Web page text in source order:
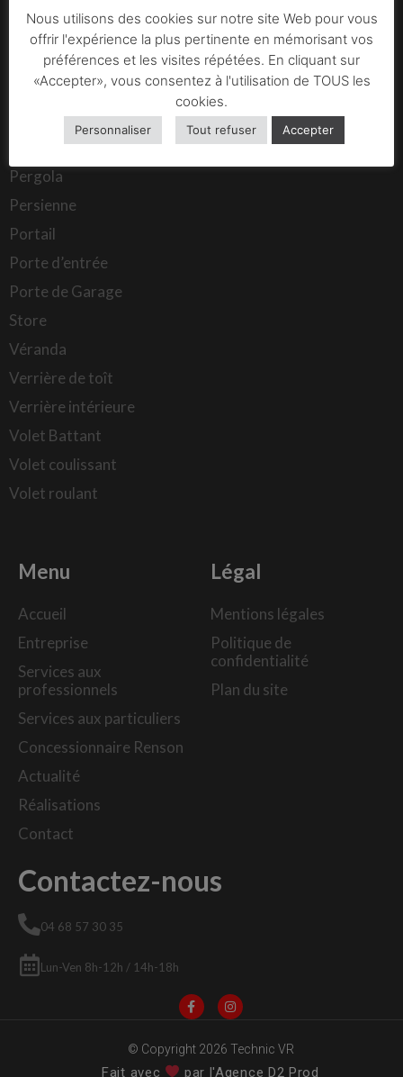
Cuisine Extérieure
Fenêtre
Garde corps
Grille de défense
Moustiquaire
Pergola
Persienne
Portail
Porte d’entrée
Porte de Garage
Store
Véranda
Verrière de toît
Verrière intérieure
Volet Battant
Volet coulissant
Volet roulant
Menu
Accueil
Entreprise
Services aux
professionnels
Services aux particuliers
Concessionnaire Renson
Actualité
Réalisations
Contact
Légal
Mentions légales
Politique de
confidentialité
Plan du site
Contactez-nous
04 68 57 30 35
Lun-Ven 8h-12h / 14h-18h
© Copyright 2026 Technic VR
Fait avec par l'Agence D2 Prod
Nous utilisons des cookies sur notre site Web pour vous
offrir l'expérience la plus pertinente en mémorisant vos
préférences et les visites répétées. En cliquant sur
«Accepter», vous consentez à l'utilisation de TOUS les
cookies.
Personnaliser Tout refuser Accepter